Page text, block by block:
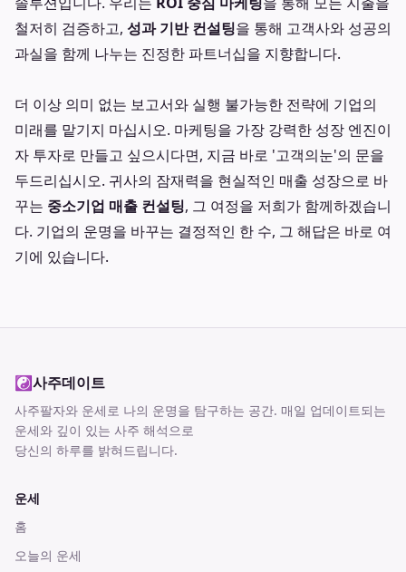
철저히 검증하고, 성과 기반 컨설팅을 통해 고객사와 성공의
과실을 함께 나누는 진정한 파트너십을 지향합니다.
더 이상 의미 없는 보고서와 실행 불가능한 전략에 기업의
미래를 맡기지 마십시오. 마케팅을 가장 강력한 성장 엔진이
자 투자로 만들고 싶으시다면, 지금 바로 '고객의눈'의 문을
두드리십시오. 귀사의 잠재력을 현실적인 매출 성장으로 바
꾸는 중소기업 매출 컨설팅, 그 여정을 저희가 함께하겠습니
다. 기업의 운명을 바꾸는 결정적인 한 수, 그 해답은 바로 여
기에 있습니다.
☯사주데이트
사주팔자와 운세로 나의 운명을 탐구하는 공간. 매일 업데이트되는
운세와 깊이 있는 사주 해석으로
당신의 하루를 밝혀드립니다.
운세
홈
오늘의 운세